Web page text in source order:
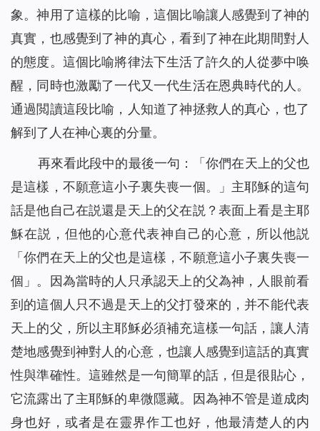
象。神用了這樣的比喻，這個比喻讓人感覺到了神的
真實，也感覺到了神的真心，看到了神在此期間對人
的態度。這個比喻將律法下生活了許久的人從夢中唤
醒，同時也激勵了一代又一代生活在恩典時代的人。
通過閲讀這段比喻，人知道了神拯救人的真心，也了
解到了人在神心裏的分量。
再來看此段中的最後一句：「你們在天上的父也
是這樣，不願意這小子裏失喪一個。」主耶穌的這句
話是他自己在説還是天上的父在説？表面上看是主耶
穌在説，但他的心意代表神自己的心意，所以他説
「你們在天上的父也是這樣，不願意這小子裏失喪一
個」。因為當時的人只承認天上的父為神，人眼前看
到的這個人只不過是天上的父打發來的，并不能代表
天上的父，所以主耶穌必須補充這樣一句話，讓人清
楚地感覺到神對人的心意，也讓人感覺到這話的真實
性與準確性。這雖然是一句簡單的話，但是很貼心，
它流露出了主耶穌的卑微隱藏。因為神不管是道成肉
身也好，或者是在靈界作工也好，他最清楚人的内